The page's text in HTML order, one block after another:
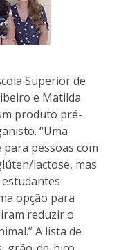
Superior de
e Matilda
produto pré-
“Uma
pessoas com
lactose, mas
opção para
reduzir o
A lista de